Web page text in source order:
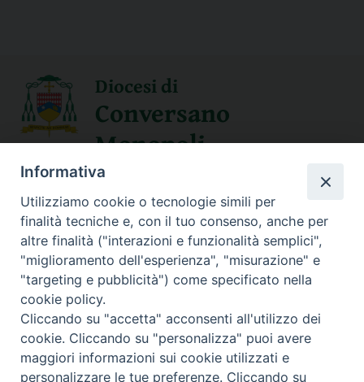
Diocesi di
Conversano
Monopoli
SEGUICI SU
Contatti
Sede Curia
70014 CONVERSANO (BA) – Via San Benedetto, 1
E-mail: curia@conversano.chiesacattolica.it
Informativa
Utilizziamo cookie o tecnologie simili per
finalità tecniche e, con il tuo consenso, anche per
altre finalità ("interazioni e funzionalità semplici",
"miglioramento dell'esperienza", "misurazione" e
"targeting e pubblicità") come specificato nella
cookie policy.
Cliccando su "accetta" acconsenti all'utilizzo dei
cookie. Cliccando su "personalizza" puoi avere
maggiori informazioni sui cookie utilizzati e
personalizzare le tue preferenze. Cliccando su